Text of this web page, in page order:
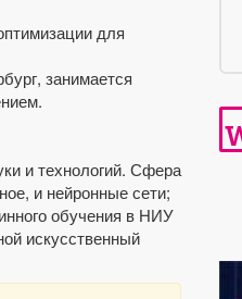
для
занимается
и технологий. Сфера
и нейронные сети;
обучения в НИУ
искусственный